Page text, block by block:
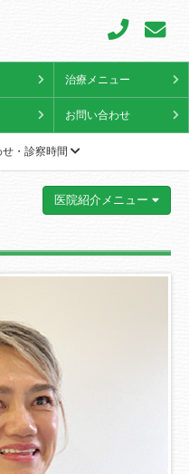
治療メニュー
お問い合わせ
・診察時間
医院紹介メニュー